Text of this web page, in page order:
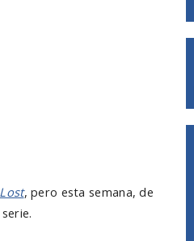
Lost, pero esta semana, de